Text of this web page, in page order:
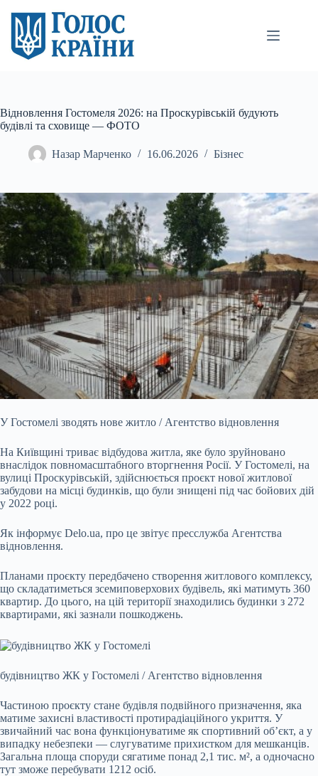
вмісту
Відновлення Гостомеля 2026: на Проскурівській будують
будівлі та сховище — ФОТО
Назар Марченко 16.06.2026 Бізнес
У Гостомелі зводять нове житло / Агентство відновлення
На Київщині триває відбудова житла, яке було зруйновано
внаслідок повномасштабного вторгнення Росії. У Гостомелі, на
вулиці Проскурівській, здійснюється проєкт нової житлової
забудови на місці будинків, що були знищені під час бойових дій
у 2022 році.
Як інформує Delo.ua, про це звітує пресслужба Агентства
відновлення.
Планами проєкту передбачено створення житлового комплексу,
що складатиметься зсемиповерхових будівель, які матимуть 360
квартир. До цього, на цій території знаходились будинки з 272
квартирами, які зазнали пошкоджень.
будівництво ЖК у Гостомелі / Агентство відновлення
Частиною проєкту стане будівля подвійного призначення, яка
матиме захисні властивості протирадіаційного укриття. У
звичайний час вона функціонуватиме як спортивний об’єкт, а у
випадку небезпеки — слугуватиме прихистком для мешканців.
Загальна площа споруди сягатиме понад 2,1 тис. м², а одночасно
тут зможе перебувати 1212 осіб.